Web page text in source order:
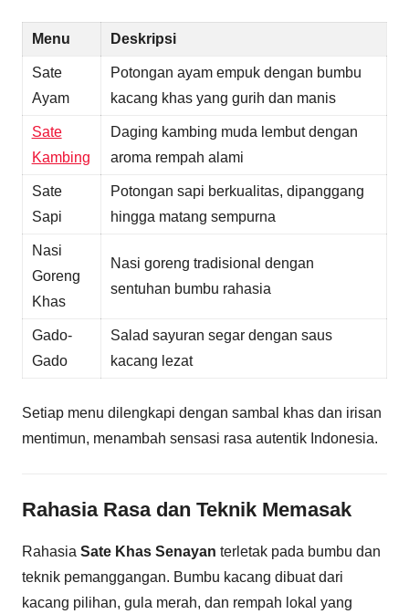
Menu Deskripsi
Sate
Ayam
Potongan ayam empuk dengan bumbu
kacang khas yang gurih dan manis
Sate
Kambing
Daging kambing muda lembut dengan
aroma rempah alami
Sate
Sapi
Potongan sapi berkualitas, dipanggang
hingga matang sempurna
Nasi
Goreng
Khas
Nasi goreng tradisional dengan
sentuhan bumbu rahasia
Gado-
Gado
Salad sayuran segar dengan saus
kacang lezat
Setiap menu dilengkapi dengan sambal khas dan irisan
mentimun, menambah sensasi rasa autentik Indonesia.
Rahasia Rasa dan Teknik Memasak
Rahasia Sate Khas Senayan terletak pada bumbu dan
teknik pemanggangan. Bumbu kacang dibuat dari
kacang pilihan, gula merah, dan rempah lokal yang